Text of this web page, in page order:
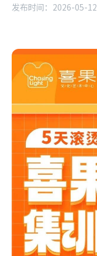
发布时间：2026-05-12